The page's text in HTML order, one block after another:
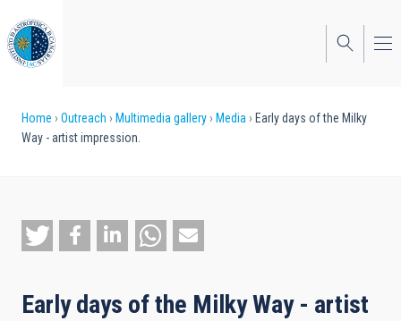
to
main
content
Breadcrumb
Home Outreach Multimedia gallery Media
Early days of the Milky
Way - artist impression.
Early days of the Milky Way - artist